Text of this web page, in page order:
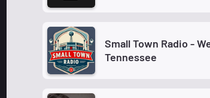
Small Town Radio -
Tennessee